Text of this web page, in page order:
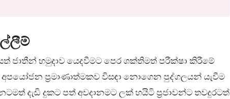
ජාතීන් හමුදාව යෙදවීමට පෙර ශක්තිමත් පරීක්ෂා කිරීමේ
ප්‍රමාණාත්මකව විසඳා නොගෙන පුද්ගලයන් යැවීම
දැඩි දුකට පත් අවදානමට ලක් හයිටි ප්‍රජාවන්ට තවදුරටත්